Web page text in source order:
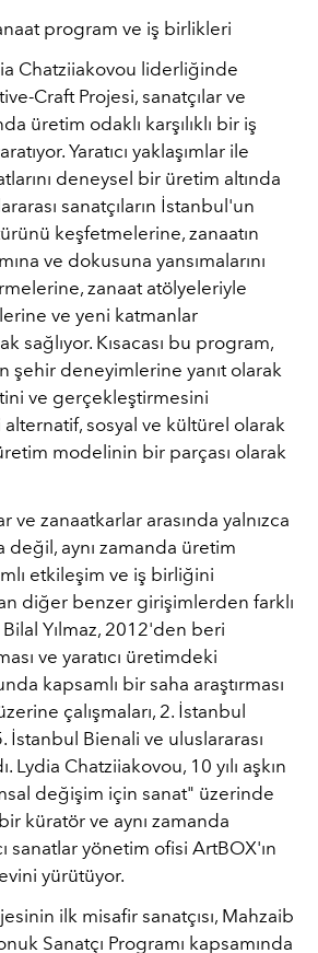
program ve iş birlikleri
Chatziiakovou liderliğinde
Craft Projesi, sanatçılar ve
üretim odaklı karşılıklı bir iş
Yaratıcı yaklaşımlar ile
deneysel bir üretim altında
sanatçıların İstanbul'un
keşfetmelerine, zanaatın
ve dokusuna yansımalarını
rmelerine, zanaat atölyeleriyle
ve yeni katmanlar
sağlıyor. Kısacası bu program,
şehir deneyimlerine yanıt olarak
ve gerçekleştirmesini
sosyal ve kültürel olarak
modelinin bir parçası olarak
ve zanaatkarlar arasında yalnızca
değil, aynı zamanda üretim
etkileşim ve iş birliğini
diğer benzer girişimlerden farklı
Bilal Yılmaz, 2012'den beri
ve yaratıcı üretimdeki
kapsamlı bir saha araştırması
çalışmaları, 2. İstanbul
İstanbul Bienali ve uluslararası
Lydia Chatziiakovou, 10 yılı aşkın
değişim için sanat" üzerinde
küratör ve aynı zamanda
sanatlar yönetim ofisi ArtBOX'ın
yürütüyor.
ilk misafir sanatçısı, Mahzaib
Sanatçı Programı kapsamında